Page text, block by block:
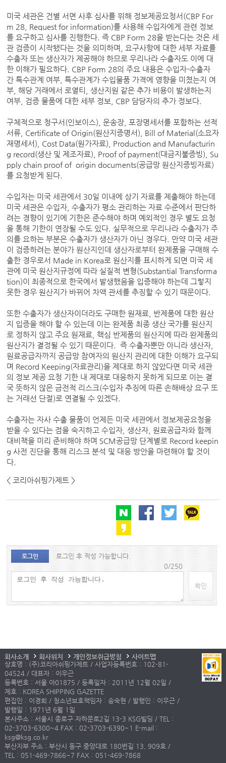
미국 세관은 건별 서면 사후 심사를 위해 정보제공요청서(CBP For
m 28, Request for information)를 사용해 수입자에게 관련 정보
를 요구하고 심사를 진행한다. 즉 CBP Form 28을 받는다는 것은 세
관 검증이 시작됐다는 것을 의미하며, 요구사항에 대한 세부 자료를
수출자 또는 생산자가 제공해야 하므로 우리나라 수출자도 이에 대
한 이해가 필요하다. CBP Form 28의 주요 내용은 수입자-수출자
간 특수관계 여부, 특수관계가 수입물품 가격에 영향을 미쳤는지 여
부, 해당 거래에서 로열티, 생산지원 같은 추가 비용이 발생하는지
여부, 검증 물품에 대한 세부 정보, CBP 담당자의 추가 정보다.
구체적으로 청구서(인보이스), 운송장, 포장명세서를 포함하는 선적
서류, Certificate of Origin(원산지증명서), Bill of Material(소요자
재명세서), Cost Data(원가자료), Production and Manufacturin
g record(생산 및 제조자료), Proof of payment(대금지불증빙), Su
pply chain proof of origin documents(공급망 원산지증빙자료)
를 요청받게 된다.
수입자는 미국 세관에서 30일 이내에 상기 자료를 제출해야 하는데
미국 세관은 수입자, 수출자가 평소 관리하는 자료 수준에서 판단하
려는 경향이 있기에 기한은 준수해야 하며 예외적인 경우 별도 요청
을 통해 기한이 연장될 수도 있다. 실무적으로 우리나라 수출자가 주
의를 요하는 부분은 수출자가 생산자가 아닌 경우다. 만약 미국 세관
이 검증하려는 분야가 원산지인데 생산자로부터 완제품을 구매해 수
출한 경우로서 Made in Korea로 원산지를 표시하게 되면 미국 세
관에 미국 원산지규정에 따라 실질적 변형(Substantial Transforma
tion)이 최종적으로 한국에서 발생했음을 입증해야 하는데 그렇지
못한 경우 원산지가 바뀌어 차액 관세를 추징할 수 있기 때문이다.
또한 수출자가 생산자이더라도 구매한 원재료, 반제품에 대한 원산
지 입증을 해야 할 수 있는데 이는 완제품 최종 생산 국가를 원산지
로 정하지 않고 주요 원재료, 핵심 반제품의 원산지에 따라 완제품의
원산지가 결정될 수 있기 때문이다. 즉 수출자뿐만 아니라 생산자,
원료공급자까지 공급망 참여자의 원산지 관리에 대한 이해가 요구되
며 Record Keeping(자료관리)을 제대로 하지 않았다면 미국 세관
의 정보 제공 요청 기한 내 제대로 대응하지 못하게 되므로 이는 결
국 뜻하지 않은 금전적 리스크(수입자 추징에 따른 손해배상 요구 또
는 거래선 단절)로 연결될 수 있겠다.
수출자는 자사 수출 물품이 언제든 미국 세관에서 정보제공요청을
받을 수 있다는 점을 숙지하고 수입자, 생산자, 원료공급자와 함께
대비책을 미리 준비해야 하며 SCM공급망 단계별로 Record keepin
g 사전 진단을 통해 리스크 분석 및 대응 방안을 마련해야 할 것이
다.
< 코리아쉬핑가제트 >
로그인
로그인 후 작성 가능합니다.
0/250
확인
회사소개 회사위치 개인정보취급방침
사이트맵
상호명 : (주)코리아쉬핑가제트 / 사업자등록번호 : 102-81-
04524 / 대표자 : 이우근
등록번호 : 서울 아01875 / 등록일자 : 2011년 12월 02일 /
제호 : KOREA SHIPPING GAZETTE
편집인 : 이경희 / 청소년보호책임자 : 송숙현 / 발행인 : 이우근 /
발행일 : 1971년 6월 1일
본사주소 : 서울시 종로구 자하문로2길 13-3 KSG빌딩 / TEL :
02-3703-6300~4 FAX : 02-3703-6390~1 E-mail :
ksg@ksg.co.kr
부산지부 주소 : 부산시 동구 중앙대로 180번길 13, 909호 /
TEL : 051-469-7866~7 FAX : 051-469-7868